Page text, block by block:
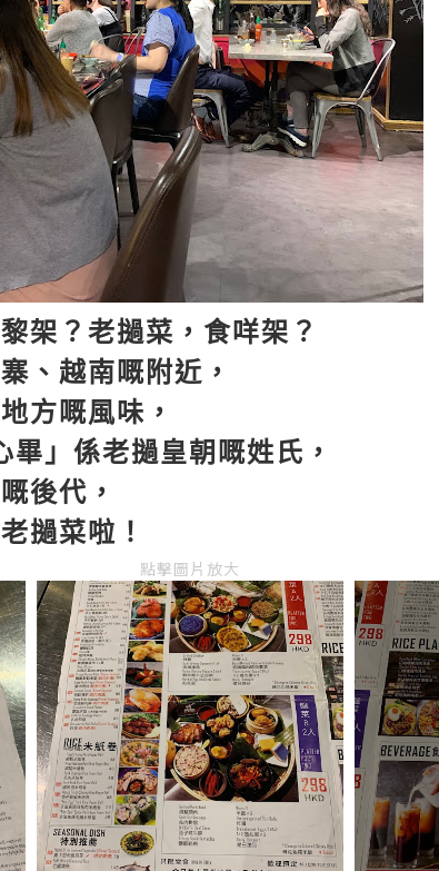
架？老撾菜，食咩架？
、越南嘅附近，
方嘅風味，
畢」係老撾皇朝嘅姓氏，
後代，
撾菜啦！
點擊圖片放大